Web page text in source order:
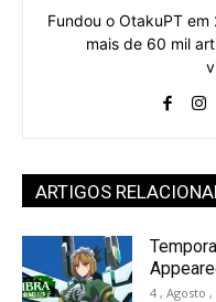
Fundou o OtakuPT
mais de 60 mil
ARTIGOS
4 , Agosto ,